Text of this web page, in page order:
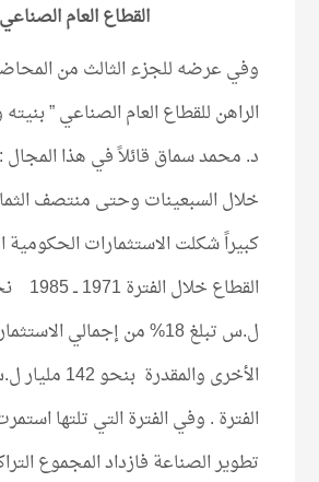
القطاع العام الصناعي
وفي عرضه للجزء الثالث من
الراهن للقطاع العام الصناعي ”
د. محمد سماق قائلاً في هذا المجال
خلال السبعينات وحتى منتصف
كبيراً شكلت الاستثمارات
ل.س تبلغ 18% من إجمالي
الأخرى
الفترة . وفي الفترة التي تلتها
تطوير الصناعة فازداد المجموع